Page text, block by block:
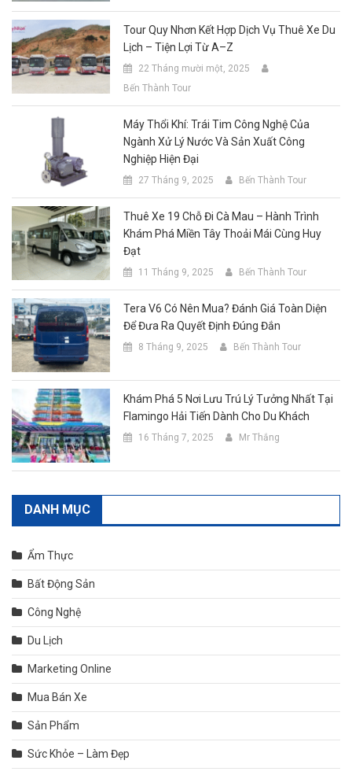
Tour Quy Nhơn Kết Hợp Dịch Vụ Thuê Xe Du
Lịch – Tiện Lợi Từ A–Z
22 Tháng mười một, 2025
Bến Thành Tour
Máy Thổi Khí: Trái Tim Công Nghệ Của
Ngành Xử Lý Nước Và Sản Xuất Công
Nghiệp Hiện Đại
27 Tháng 9, 2025 Bến Thành Tour
Thuê Xe 19 Chỗ Đi Cà Mau – Hành Trình
Khám Phá Miền Tây Thoải Mái Cùng Huy
Đạt
11 Tháng 9, 2025 Bến Thành Tour
Tera V6 Có Nên Mua? Đánh Giá Toàn Diện
Để Đưa Ra Quyết Định Đúng Đắn
8 Tháng 9, 2025 Bến Thành Tour
Khám Phá 5 Nơi Lưu Trú Lý Tưởng Nhất Tại
Flamingo Hải Tiến Dành Cho Du Khách
16 Tháng 7, 2025 Mr Thắng
DANH MỤC
Ẩm Thực
Bất Động Sản
Công Nghệ
Du Lịch
Marketing Online
Mua Bán Xe
Sản Phẩm
Sức Khỏe – Làm Đẹp